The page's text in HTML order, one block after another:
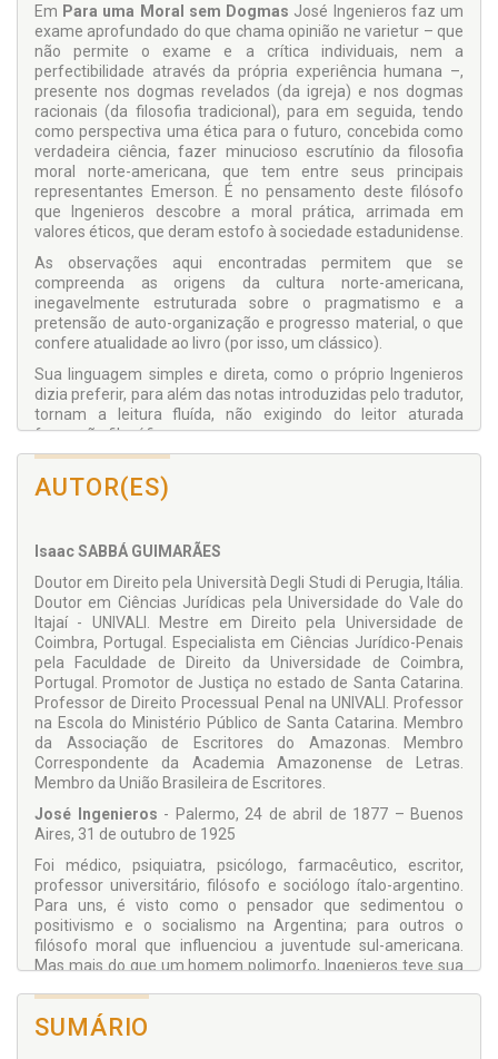
Em Para uma Moral sem Dogmas José Ingenieros faz um
exame aprofundado do que chama opinião ne varietur – que
não permite o exame e a crítica individuais, nem a
perfectibilidade através da própria experiência humana –,
presente nos dogmas revelados (da igreja) e nos dogmas
racionais (da filosofia tradicional), para em seguida, tendo
como perspectiva uma ética para o futuro, concebida como
verdadeira ciência, fazer minucioso escrutínio da filosofia
moral norte-americana, que tem entre seus principais
representantes Emerson. É no pensamento deste filósofo
que Ingenieros descobre a moral prática, arrimada em
valores éticos, que deram estofo à sociedade estadunidense.
As observações aqui encontradas permitem que se
compreenda as origens da cultura norte-americana,
inegavelmente estruturada sobre o pragmatismo e a
pretensão de auto-organização e progresso material, o que
confere atualidade ao livro (por isso, um clássico).
Sua linguagem simples e direta, como o próprio Ingenieros
dizia preferir, para além das notas introduzidas pelo tradutor,
tornam a leitura fluída, não exigindo do leitor aturada
formação filosófica.
AUTOR(ES)
Isaac SABBÁ GUIMARÃES
Doutor em Direito pela Università Degli Studi di Perugia, Itália.
Doutor em Ciências Jurídicas pela Universidade do Vale do
Itajaí - UNIVALI. Mestre em Direito pela Universidade de
Coimbra, Portugal. Especialista em Ciências Jurídico-Penais
pela Faculdade de Direito da Universidade de Coimbra,
Portugal. Promotor de Justiça no estado de Santa Catarina.
Professor de Direito Processual Penal na UNIVALI. Professor
na Escola do Ministério Público de Santa Catarina. Membro
da Associação de Escritores do Amazonas. Membro
Correspondente da Academia Amazonense de Letras.
Membro da União Brasileira de Escritores.
José Ingenieros - Palermo, 24 de abril de 1877 – Buenos
Aires, 31 de outubro de 1925
Foi médico, psiquiatra, psicólogo, farmacêutico, escritor,
professor universitário, filósofo e sociólogo ítalo-argentino.
Para uns, é visto como o pensador que sedimentou o
positivismo e o socialismo na Argentina; para outros o
filósofo moral que influenciou a juventude sul-americana.
Mas mais do que um homem polimorfo, Ingenieros teve sua
literária, na qual encontramos desde trabalhos técnicos nas
SUMÁRIO